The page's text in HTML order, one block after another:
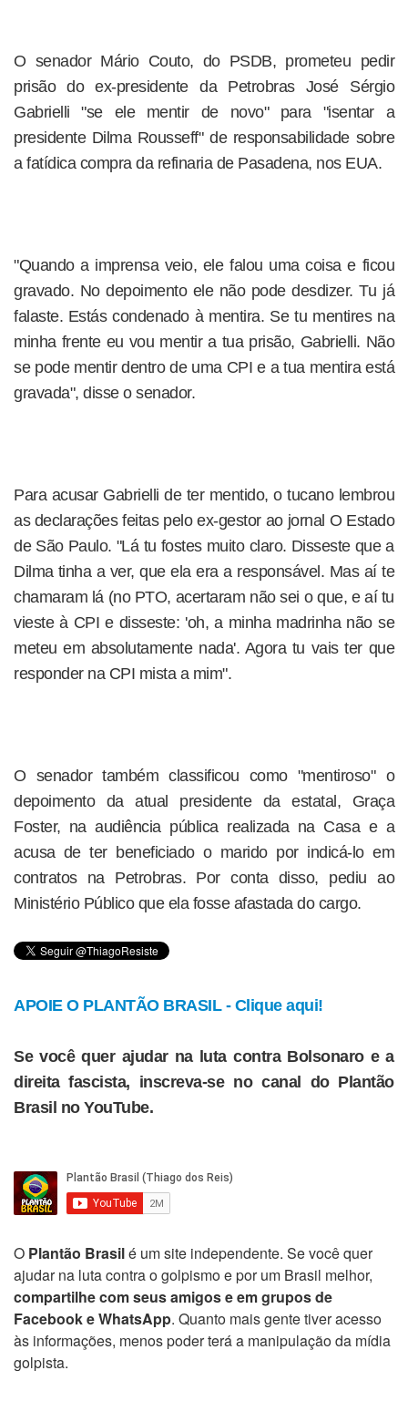
O senador Mário Couto, do PSDB, prometeu pedir
prisão do ex-presidente da Petrobras José Sérgio
Gabrielli "se ele mentir de novo" para "isentar a
presidente Dilma Rousseff" de responsabilidade sobre
a fatídica compra da refinaria de Pasadena, nos EUA.
"Quando a imprensa veio, ele falou uma coisa e ficou
gravado. No depoimento ele não pode desdizer. Tu já
falaste. Estás condenado à mentira. Se tu mentires na
minha frente eu vou mentir a tua prisão, Gabrielli. Não
se pode mentir dentro de uma CPI e a tua mentira está
gravada", disse o senador.
Para acusar Gabrielli de ter mentido, o tucano lembrou
as declarações feitas pelo ex-gestor ao jornal O Estado
de São Paulo. "Lá tu fostes muito claro. Disseste que a
Dilma tinha a ver, que ela era a responsável. Mas aí te
chamaram lá (no PTO, acertaram não sei o que, e aí tu
vieste à CPI e disseste: 'oh, a minha madrinha não se
meteu em absolutamente nada'. Agora tu vais ter que
responder na CPI mista a mim".
O senador também classificou como "mentiroso" o
depoimento da atual presidente da estatal, Graça
Foster, na audiência pública realizada na Casa e a
acusa de ter beneficiado o marido por indicá-lo em
contratos na Petrobras. Por conta disso, pediu ao
Ministério Público que ela fosse afastada do cargo.
APOIE O PLANTÃO BRASIL - Clique aqui!
Se você quer ajudar na luta contra Bolsonaro e a
direita fascista, inscreva-se no canal do Plantão
Brasil no YouTube.
O Plantão Brasilé um site independente. Se você quer
ajudar na luta contra o golpismo e por um Brasil melhor,
compartilhe com seus amigos e em grupos de
Facebook e WhatsApp. Quanto mais gente tiver acesso
às informações, menos poder terá a manipulação da mídia
golpista.